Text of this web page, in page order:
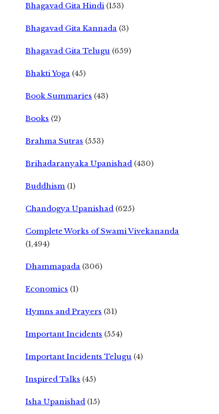
Bhagavad Gita Hindi (153)
Bhagavad Gita Kannada (3)
Bhagavad Gita Telugu (659)
Bhakti Yoga (45)
Book Summaries (43)
Books (2)
Brahma Sutras (553)
Brihadaranyaka Upanishad (430)
Buddhism (1)
Chandogya Upanishad (625)
Complete Works of Swami Vivekananda
(1,494)
Dhammapada (306)
Economics (1)
Hymns and Prayers (31)
Important Incidents (554)
Important Incidents Telugu (4)
Inspired Talks (45)
Isha Upanishad (15)